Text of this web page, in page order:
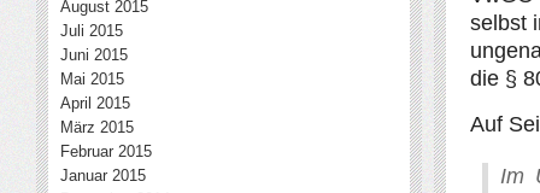
selbst
die §
Auf
Im
August 2015
Juli 2015
Juni 2015
Mai 2015
April 2015
März 2015
Februar 2015
Januar 2015